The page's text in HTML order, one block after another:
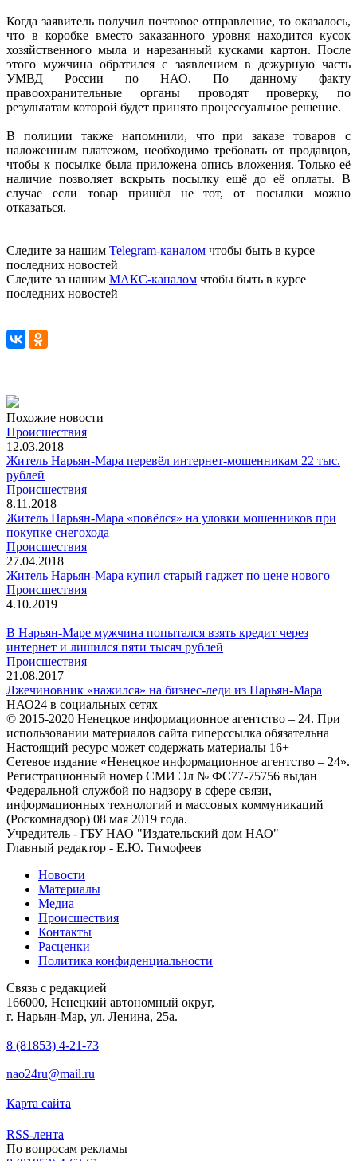
Когда заявитель получил почтовое отправление, то оказалось,
что в коробке вместо заказанного уровня находится кусок
хозяйственного мыла и нарезанный кусками картон. После
этого мужчина обратился c заявлением в дежурную часть
УМВД России по НАО. По данному факту
правоохранительные органы проводят проверку, по
результатам которой будет принято процессуальное решение.
В полиции также напомнили, что при заказе товаров с
наложенным платежом, необходимо требовать от продавцов,
чтобы к посылке была приложена опись вложения. Только её
наличие позволяет вскрыть посылку ещё до её оплаты. В
случае если товар пришёл не тот, от посылки можно
отказаться.
Следите за нашим Telegram-каналом чтобы быть в курсе
последних новостей
Следите за нашим МАКС-каналом чтобы быть в курсе
последних новостей
Похожие новости
Происшествия
12.03.2018
Житель Нарьян-Мара перевёл интернет-мошенникам 22 тыс.
рублей
Происшествия
8.11.2018
Житель Нарьян-Мара «повёлся» на уловки мошенников при
покупке снегохода
Происшествия
27.04.2018
Житель Нарьян-Мара купил старый гаджет по цене нового
Происшествия
4.10.2019
В Нарьян-Маре мужчина попытался взять кредит через
интернет и лишился пяти тысяч рублей
Происшествия
21.08.2017
Лжечиновник «нажился» на бизнес-леди из Нарьян-Мара
НАО24 в социальных сетях
© 2015-2020 Ненецкое информационное агентство – 24. При
использовании материалов сайта гиперссылка обязательна
Настоящий ресурс может содержать материалы 16+
Сетевое издание «Ненецкое информационное агентство – 24».
Регистрационный номер СМИ Эл № ФС77-75756 выдан
Федеральной службой по надзору в сфере связи,
информационных технологий и массовых коммуникаций
(Роскомнадзор) 08 мая 2019 года.
Учредитель - ГБУ НАО "Издательский дом НАО"
Главный редактор - Е.Ю. Тимофеев
Новости
Материалы
Медиа
Происшествия
Контакты
Расценки
Политика конфиденциальности
Связь с редакцией
166000, Ненецкий автономный округ,
г. Нарьян-Мар, ул. Ленина, 25а.
8 (81853) 4-21-73
nao24ru@mail.ru
Карта сайта
RSS-лента
По вопросам рекламы